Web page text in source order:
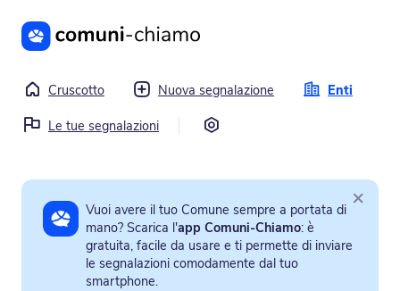
Vai al contenuto principale
Cruscotto Nuova segnalazione
Enti
Le tue segnalazioni
Vuoi avere il tuo Comune sempre a portata di
mano? Scarica l'app Comuni-Chiamo: è
gratuita, facile da usare e ti permette di inviare
le segnalazioni comodamente dal tuo
smartphone.
×